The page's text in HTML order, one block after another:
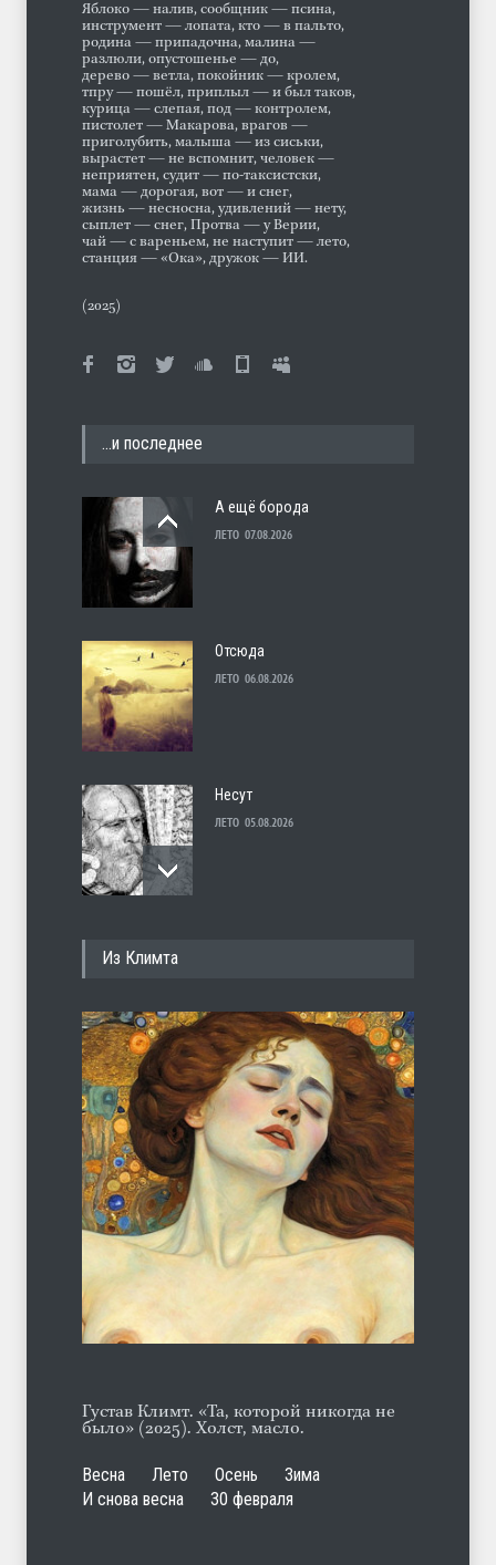
Яблоко — налив, сообщник — псина,
инструмент — лопата, кто — в пальто,
родина — припадочна, малина —
разлюли, опустошенье — до,
дерево — ветла, покойник — кролем,
тпру — пошёл, приплыл — и был таков,
курица — слепая, под — контролем,
пистолет — Макарова, врагов —
приголубить, малыша — из сиськи,
вырастет — не вспомнит, человек —
неприятен, судит — по-таксистски,
мама — дорогая, вот — и снег,
жизнь — несносна, удивлений — нету,
сыплет — снег, Протва — у Верии,
чай — с вареньем, не наступит — лето,
станция — «Ока», дружок — ИИ.
(2025)
…и последнее
А ещё борода
ЛЕТО 07.08.2026
Отсюда
ЛЕТО 06.08.2026
Несут
ЛЕТО 05.08.2026
С теплотой
ЛЕТО 03.08.2026
Марципан (из Агнии Барто)
ЛЕТО 31.07.2026
Из Климта
Густав Климт. «Та, которой никогда не
было» (2025). Холст, масло.
Весна Лето Осень
Зима
И снова весна
30 февраля